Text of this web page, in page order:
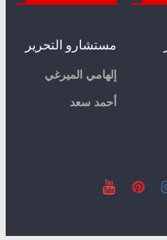
مستشارو التحرير
إلهامي الميرغي
أحمد سعد